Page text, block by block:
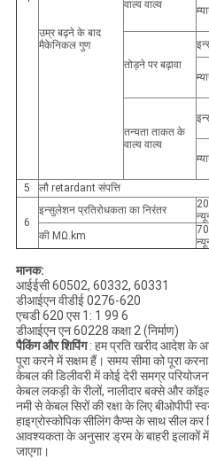
उम्र बढ़ने के बाद
मैकेनिकल गुण
वाल्व वाल्व
तोड़ने पर बढ़ावा
तन्यता ताकत के
वाल्व वाल्व
5
लौ retardant संपत्ति
6
इन्सुलेशन प्रतिरोधकता का निरंतर
की MΩ.km
मानक:
आईईसी 60502, 60332, 60331
डीआईएन वीडीई 0276-620
एचडी 620 एस 1: 1 99 6
डीआईएन एन 60228 कक्षा 2 (निर्माण)
पैकिंग और शिपिंग: हम प्रति खरीद आदेश के
पूरा करने में सक्षम हैं। समय सीमा को पूरा करना
केबल की डिलीवरी में कोई देरी समग्र
केबल लकड़ी के रीलों, नालीदार बक्से और
नमी से केबल सिरों की रक्षा के लिए बीओपीपी
हाइग्रोस्कोपिक सीलिंग कैप्स के साथ सील
आवश्यकता के अनुसार ड्रम के बाहरी इलाकों
जाएगा।